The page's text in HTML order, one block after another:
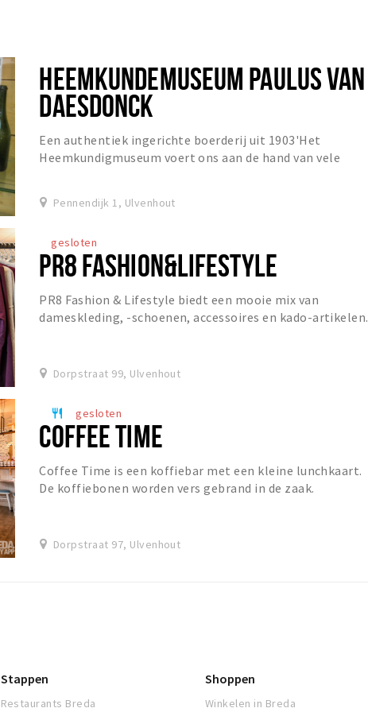
HEEMKUNDEMUSEUM PAULUS VAN
DAESDONCK
Een authentiek ingerichte boerderij uit 1903'Het
Heemkundigmuseum voert ons aan de hand van vele
Pennendijk 1, Ulvenhout
gesloten
PR8 FASHION&LIFESTYLE
PR8 Fashion & Lifestyle biedt een mooie mix van
dameskleding, -schoenen, accessoires en kado-artikelen.
Dorpstraat 99, Ulvenhout
restaurant gesloten
COFFEE TIME
Coffee Time is een koffiebar met een kleine lunchkaart.
De koffiebonen worden vers gebrand in de zaak.
Dorpstraat 97, Ulvenhout
Stappen
Restaurants Breda
Shoppen
Winkelen in Breda